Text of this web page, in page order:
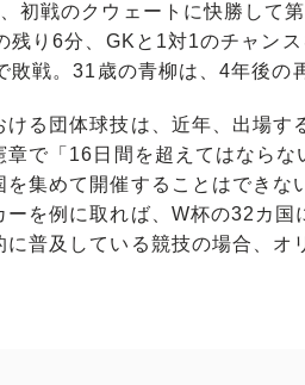
初戦のクウェートに快勝して
残り6分、GKと1対1のチャン
敗戦。31歳の青柳は、4年後の
る団体球技は、近年、出場す
章で「16日間を超えてはなら
を集めて開催することはでき
ーを例に取れば、W杯の32カ
に普及している競技の場合、オ